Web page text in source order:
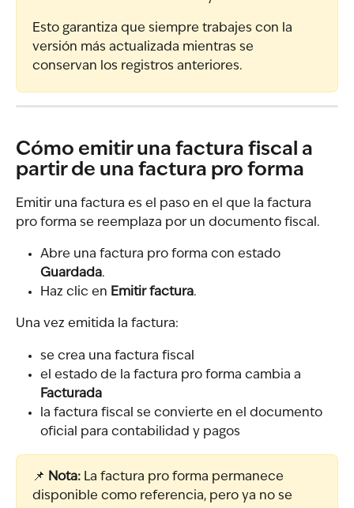
Esto garantiza que siempre trabajes con la
versión más actualizada mientras se
conservan los registros anteriores.
Cómo emitir una factura fiscal a
partir de una factura pro forma
Emitir una factura es el paso en el que la factura
pro forma se reemplaza por un documento fiscal.
Abre una factura pro forma con estado
Guardada.
Haz clic en Emitir factura.
Una vez emitida la factura:
se crea una factura fiscal
el estado de la factura pro forma cambia a
Facturada
la factura fiscal se convierte en el documento
oficial para contabilidad y pagos
📌 Nota: La factura pro forma permanece
disponible como referencia, pero ya no se